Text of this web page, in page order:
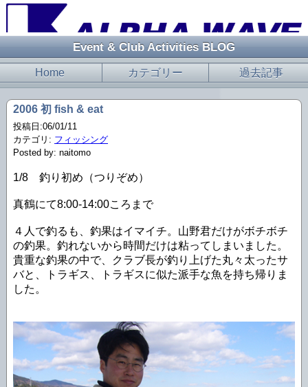
Event & Club Activities BLOG
Home カテゴリー 過去記事
2006 初 fish & eat
投稿日:06/01/11
カテゴリ: フィッシング
Posted by: naitomo
1/8 釣り初め（つりぞめ）
真鶴にて8:00-14:00ころまで
４人で釣るも、釣果はイマイチ。山野君だけがボチボチ
の釣果。釣れないから時間だけは粘ってしまいました。
貴重な釣果の中で、クラブ長が釣り上げた丸々太ったサ
バと、トラギス、トラギスに似た派手な魚を持ち帰りま
した。